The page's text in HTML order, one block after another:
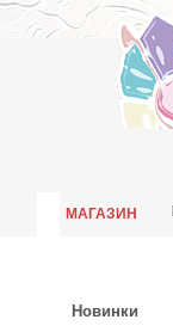
МАГАЗИН
Новинки